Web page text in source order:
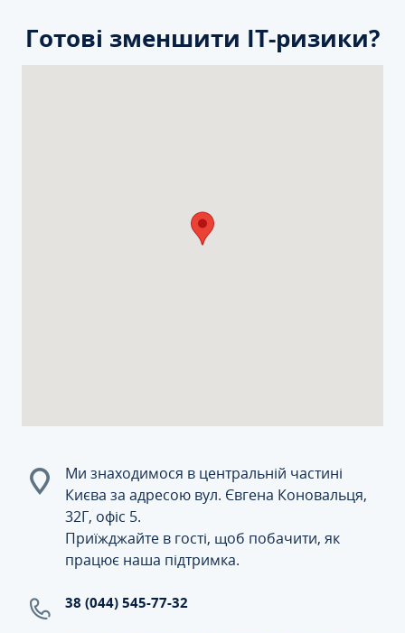
Готові зменшити ІТ-ризики?
Ми знаходимося в центральній частині
Києва за адресою вул. Євгена Коновальця,
32Г, офіс 5.
Приїжджайте в гості, щоб побачити, як
працює наша підтримка.
38 (044) 545-77-32